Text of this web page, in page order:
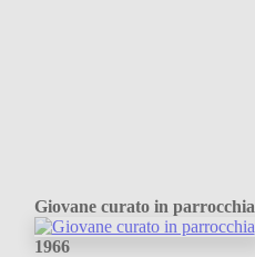
Giovane curato in parrocchia
1966